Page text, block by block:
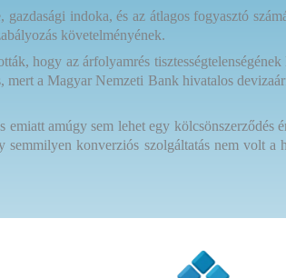
indoka, és az átlagos fogyasztó
követelményének.
hogy az árfolyamrés
mert a Magyar Nemzeti Bank hivatalos
amúgy sem lehet egy
konverziós szolgáltatás nem volt